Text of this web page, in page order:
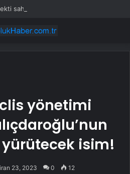
yönetimi
isim!
23, 2023 0 12